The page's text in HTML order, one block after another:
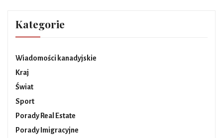
Kategorie
Wiadomości kanadyjskie
Kraj
Świat
Sport
Porady Real Estate
Porady Imigracyjne